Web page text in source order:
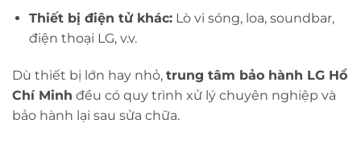
Thiết bị điện tử khác:Lò vi sóng, loa, soundbar,
điện thoại LG, v.v.
Dù thiết bị lớn hay nhỏ, trung tâm bảo hành LG Hồ
Chí Minh đều có quy trình xử lý chuyên nghiệp và
bảo hành lại sau sửa chữa.